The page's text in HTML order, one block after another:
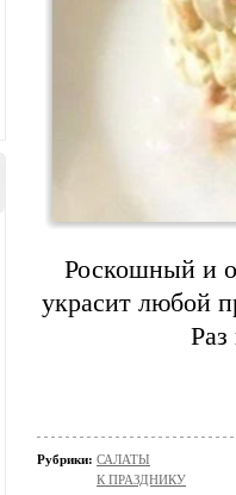
Роскошный и
украсит любой
Раз
Рубрики: САЛАТЫ
К ПРАЗДНИКУ